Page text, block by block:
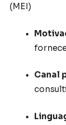
(MEI)
Canal